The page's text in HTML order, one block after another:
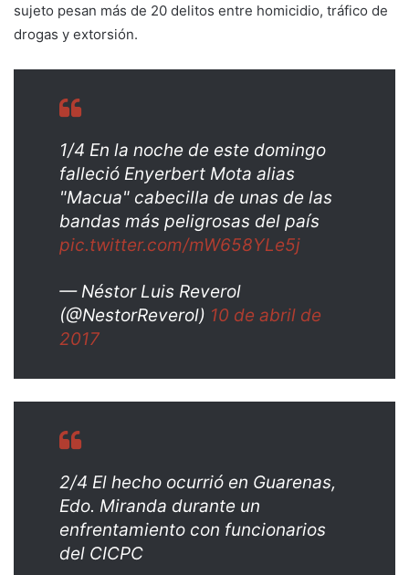
sujeto pesan más de 20 delitos entre homicidio, tráfico de
drogas y extorsión.
1/4 En la noche de este domingo
falleció Enyerbert Mota alias
"Macua" cabecilla de unas de las
bandas más peligrosas del país
pic.twitter.com/mW658YLe5j
— Néstor Luis Reverol
(@NestorReverol) 10 de abril de
2017
2/4 El hecho ocurrió en Guarenas,
Edo. Miranda durante un
enfrentamiento con funcionarios
del CICPC